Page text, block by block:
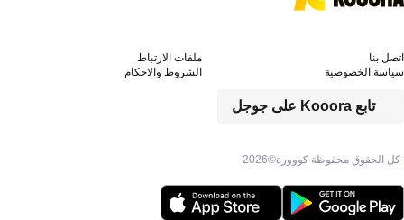
كل الحقوق محفوظة كووورة©2026
تابع Kooora على جوجل
اتصل بنا
ملفات الارتباط
سياسة الخصوصية
الشروط والاحكام